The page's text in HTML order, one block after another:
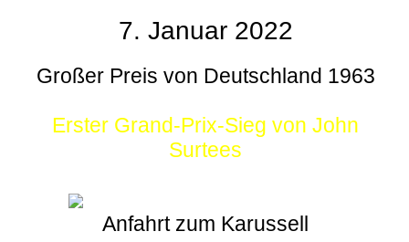
7. Januar 2022
Großer Preis von Deutschland 1963
Erster Grand-Prix-Sieg von John
Surtees
Anfahrt zum Karussell